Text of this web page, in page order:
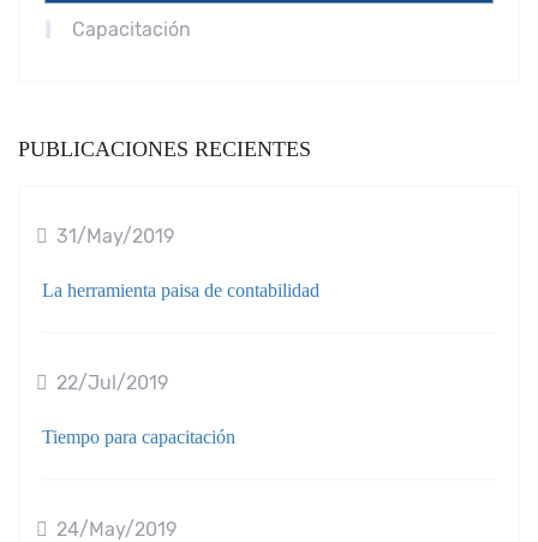
Capacitación
PUBLICACIONES RECIENTES
31/May/2019
La herramienta paisa de contabilidad
22/Jul/2019
Tiempo para capacitación
24/May/2019